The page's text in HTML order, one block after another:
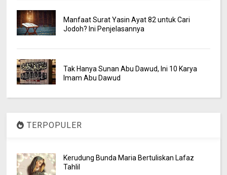
Manfaat Surat Yasin Ayat 82 untuk Cari
Jodoh? Ini Penjelasannya
Tak Hanya Sunan Abu Dawud, Ini 10 Karya
Imam Abu Dawud
TERPOPULER
Kerudung Bunda Maria Bertuliskan Lafaz
Tahlil